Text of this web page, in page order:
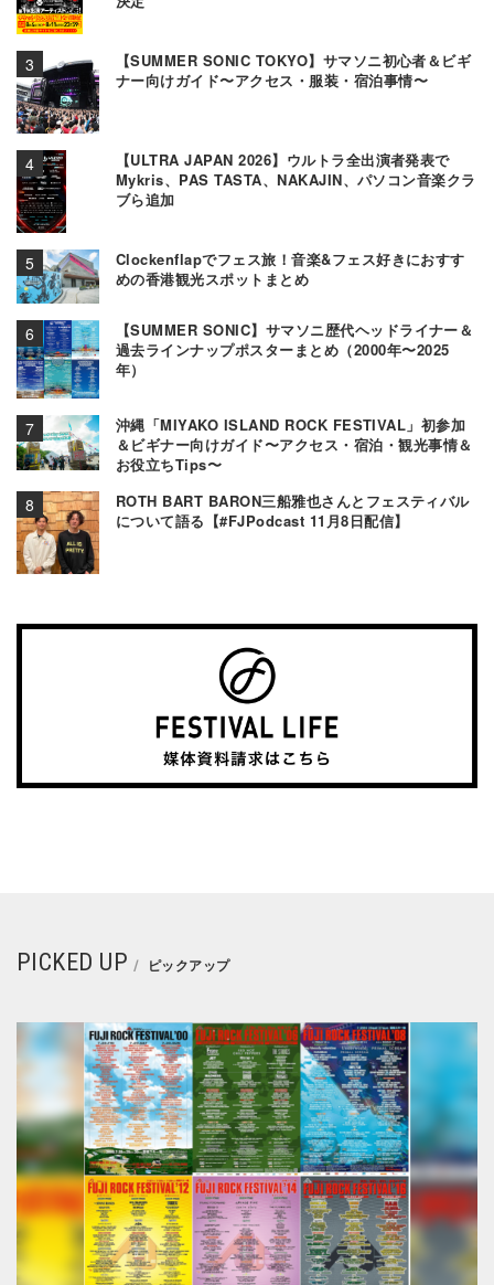
【SUMMER SONIC TOKYO】サマソニ初心者＆ビギ
ナー向けガイド〜アクセス・服装・宿泊事情〜
【ULTRA JAPAN 2026】ウルトラ全出演者発表で
Mykris、PAS TASTA、NAKAJIN、パソコン音楽クラ
ブら追加
Clockenflapでフェス旅！音楽&フェス好きにおすす
めの香港観光スポットまとめ
【SUMMER SONIC】サマソニ歴代ヘッドライナー＆
過去ラインナップポスターまとめ（2000年〜2025
年）
沖縄「MIYAKO ISLAND ROCK FESTIVAL」初参加
＆ビギナー向けガイド〜アクセス・宿泊・観光事情＆
お役立ちTips〜
ROTH BART BARON三船雅也さんとフェスティバル
について語る【#FJPodcast 11月8日配信】
PICKED UP ピックアップ